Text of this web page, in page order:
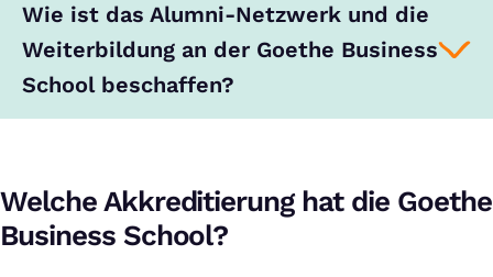
Wie ist das Alumni-Netzwerk und die
Weiterbildung an der Goethe Business
School beschaffen?
Welche Akkreditierung hat die Goethe
Business School?